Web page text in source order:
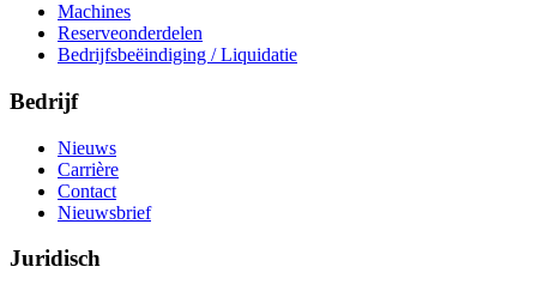
Machines
Reserveonderdelen
Bedrijfsbeëindiging / Liquidatie
Bedrijf
Nieuws
Carrière
Contact
Nieuwsbrief
Juridisch